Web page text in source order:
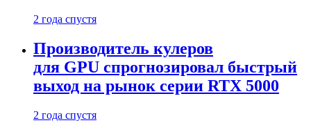
2 года спустя
Производитель кулеров
для GPU спрогнозировал быстрый
выход на рынок серии RTX 5000
2 года спустя